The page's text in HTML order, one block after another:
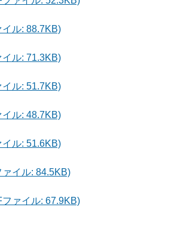
ル: 88.7KB)
ル: 71.3KB)
ル: 51.7KB)
ル: 48.7KB)
ル: 51.6KB)
イル: 84.5KB)
ァイル: 67.9KB)